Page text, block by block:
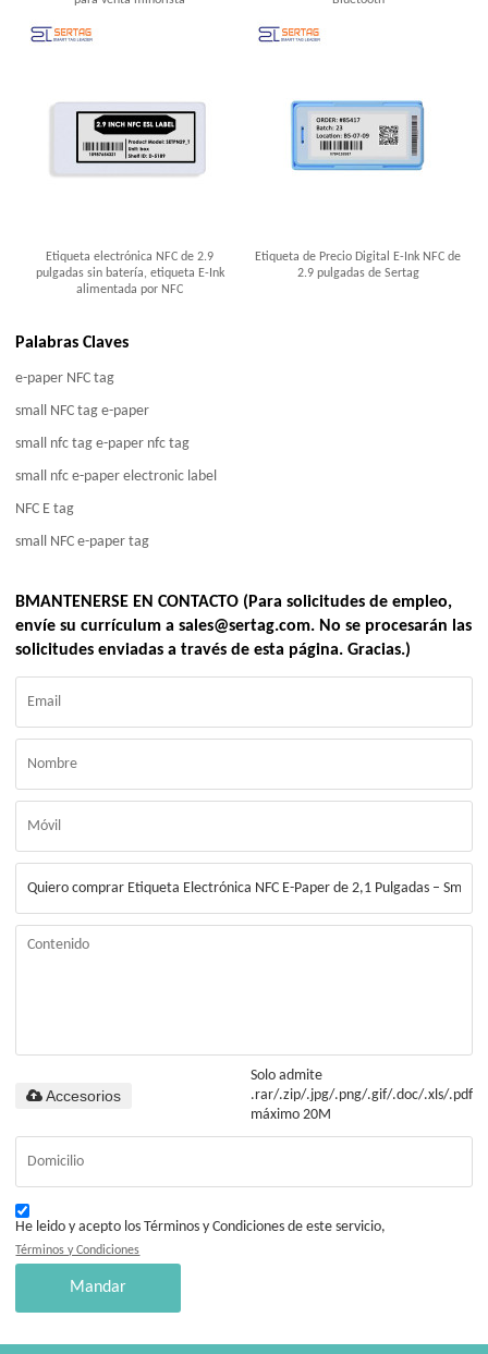
Etiqueta electrónica NFC de 2.9
pulgadas sin batería, etiqueta E-Ink
alimentada por NFC
Etiqueta de Precio Digital E-Ink NFC de
2.9 pulgadas de Sertag
Palabras Claves
e-paper NFC tag
small NFC tag e-paper
small nfc tag e-paper nfc tag
small nfc e-paper electronic label
NFC E tag
small NFC e-paper tag
BMANTENERSE EN CONTACTO (Para solicitudes de empleo,
envíe su currículum a sales@sertag.com. No se procesarán las
solicitudes enviadas a través de esta página. Gracias.)
Solo admite
.rar/.zip/.jpg/.png/.gif/.doc/.xls/.pdf,
máximo 20M
Accesorios
He leido y acepto los Términos y Condiciones de este servicio,
Términos y Condiciones
Mandar